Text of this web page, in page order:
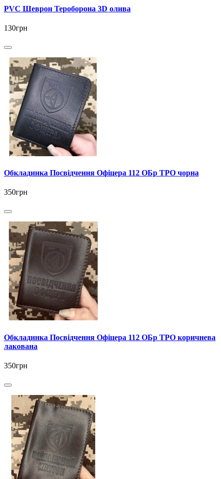
PVC Шеврон Тероборона 3D олива
130грн
Обкладинка Посвідчення Офіцера 112 ОБр ТРО чорна
350грн
Обкладинка Посвідчення Офіцера 112 ОБр ТРО коричнева
лакована
350грн